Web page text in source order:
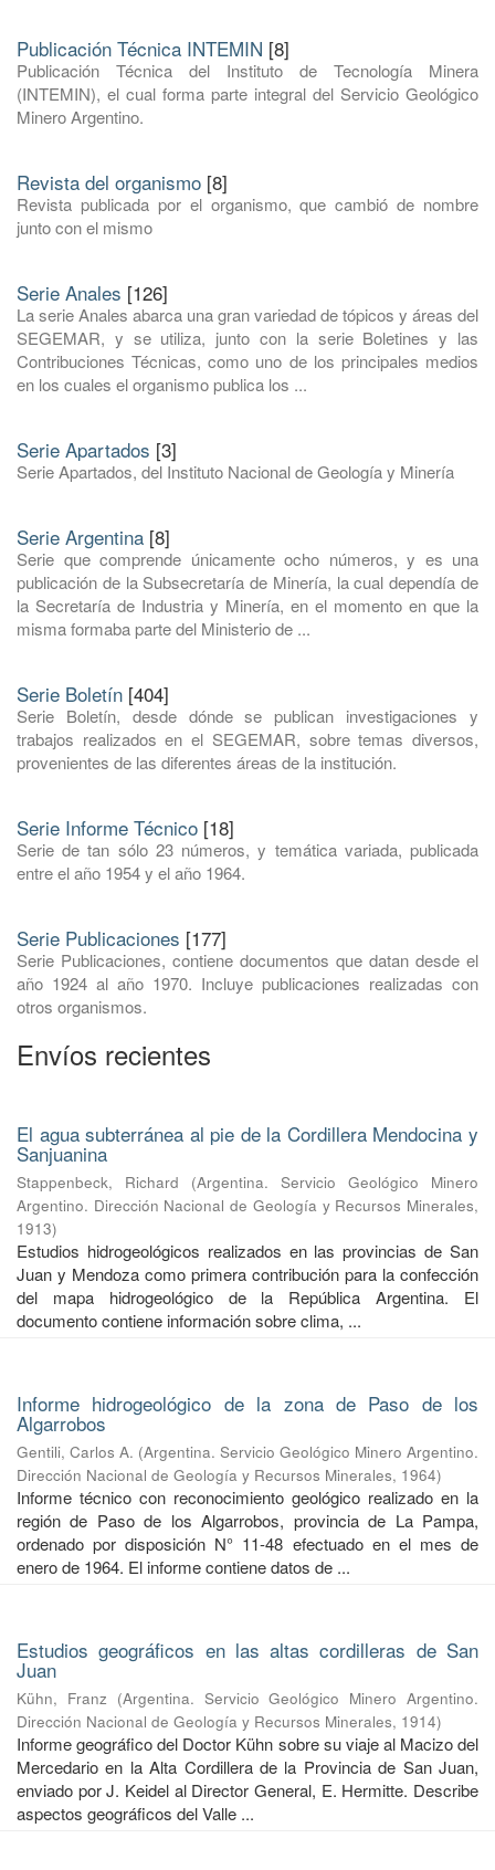
Publicación Técnica INTEMIN [8]
Publicación Técnica del Instituto de Tecnología Minera
(INTEMIN), el cual forma parte integral del Servicio Geológico
Minero Argentino.
Revista del organismo [8]
Revista publicada por el organismo, que cambió de nombre
junto con el mismo
Serie Anales [126]
La serie Anales abarca una gran variedad de tópicos y áreas del
SEGEMAR, y se utiliza, junto con la serie Boletines y las
Contribuciones Técnicas, como uno de los principales medios
en los cuales el organismo publica los ...
Serie Apartados [3]
Serie Apartados, del Instituto Nacional de Geología y Minería
Serie Argentina [8]
Serie que comprende únicamente ocho números, y es una
publicación de la Subsecretaría de Minería, la cual dependía de
la Secretaría de Industria y Minería, en el momento en que la
misma formaba parte del Ministerio de ...
Serie Boletín [404]
Serie Boletín, desde dónde se publican investigaciones y
trabajos realizados en el SEGEMAR, sobre temas diversos,
provenientes de las diferentes áreas de la institución.
Serie Informe Técnico [18]
Serie de tan sólo 23 números, y temática variada, publicada
entre el año 1954 y el año 1964.
Serie Publicaciones [177]
Serie Publicaciones, contiene documentos que datan desde el
año 1924 al año 1970. Incluye publicaciones realizadas con
otros organismos.
Envíos recientes
El agua subterránea al pie de la Cordillera Mendocina y
Sanjuanina
Stappenbeck, Richard (Argentina. Servicio Geológico Minero
Argentino. Dirección Nacional de Geología y Recursos Minerales,
1913)
Estudios hidrogeológicos realizados en las provincias de San
Juan y Mendoza como primera contribución para la confección
del mapa hidrogeológico de la República Argentina. El
documento contiene información sobre clima, ...
Informe hidrogeológico de la zona de Paso de los
Algarrobos
Gentili, Carlos A. (Argentina. Servicio Geológico Minero Argentino.
Dirección Nacional de Geología y Recursos Minerales, 1964)
Informe técnico con reconocimiento geológico realizado en la
región de Paso de los Algarrobos, provincia de La Pampa,
ordenado por disposición N° 11-48 efectuado en el mes de
enero de 1964. El informe contiene datos de ...
Estudios geográficos en las altas cordilleras de San
Juan
Kühn, Franz (Argentina. Servicio Geológico Minero Argentino.
Dirección Nacional de Geología y Recursos Minerales, 1914)
Informe geográfico del Doctor Kühn sobre su viaje al Macizo del
Mercedario en la Alta Cordillera de la Provincia de San Juan,
enviado por J. Keidel al Director General, E. Hermitte. Describe
aspectos geográficos del Valle ...